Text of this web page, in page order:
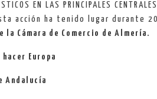
EN LAS PRINCIPALES
acción ha tenido lugar durante
la Cámara de Comercio de Almería.
Europa
Andalucía